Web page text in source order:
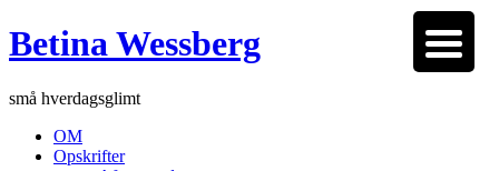
Betina Wessberg
små hverdagsglimt
OM
Opskrifter